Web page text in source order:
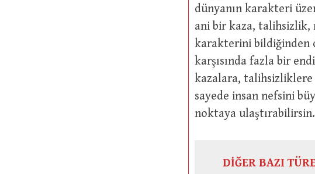
dünyanın karakteri
ani bir kaza, talihsizlik,
karakterini bildiğinden
karşısında fazla bir
kazalara, talihsizliklere
sayede insan nefsini
noktaya
DİĞER BAZI